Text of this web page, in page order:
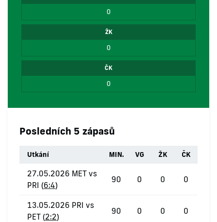
0
ŽK
0
ČK
0
Posledních 5 zápasů
Utkání MIN. VG ŽK ČK
27.05.2026 MET vs
PRI (6:4)
90 0 0 0
13.05.2026 PRI vs
PET (2:2)
90 0 0 0